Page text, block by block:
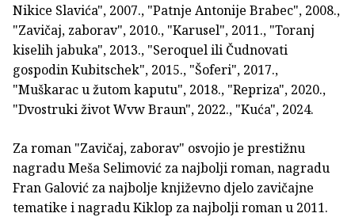
Nikice Slavića", 2007., "Patnje Antonije Brabec", 2008.,
"Zavičaj, zaborav", 2010., "Karusel", 2011., "Toranj
kiselih jabuka", 2013., "Seroquel ili Čudnovati
gospodin Kubitschek", 2015., "Šoferi", 2017.,
"Muškarac u žutom kaputu", 2018., "Repriza", 2020.,
"Dvostruki život Wvw Braun", 2022., "Kuća", 2024.
Za roman "Zavičaj, zaborav" osvojio je prestižnu
nagradu Meša Selimović za najbolji roman, nagradu
Fran Galović za najbolje književno djelo zavičajne
tematike i nagradu Kiklop za najbolji roman u 2011.